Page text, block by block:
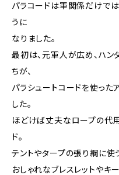
パラコードは軍関係だけで
うに
なりました。
最初は、元軍人が広め、ハ
ちが、
パラシュートコードを使った
した。
ほどけば丈夫なロープの代
ド。
テントやタープの張り綱に使
おしゃれなブレスレットやキ